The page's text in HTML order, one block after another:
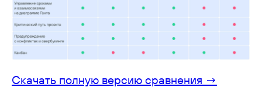
Скачать полную версию сравнения →
заполните форму